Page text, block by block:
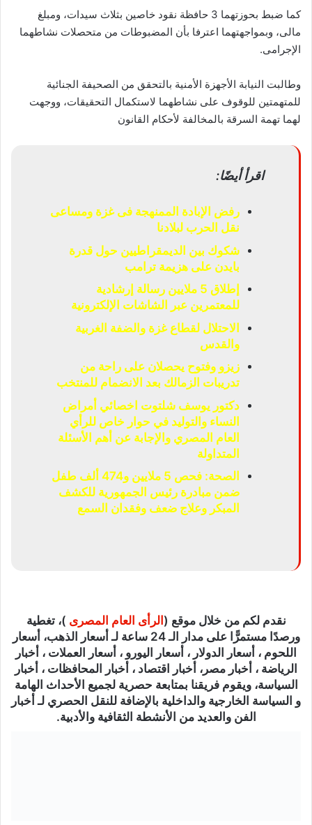
كما ضبط بحوزتهما 3 حافظة نقود خاصين بثلاث سيدات، ومبلغ
مالى، وبمواجهتهما اعترفا بأن المضبوطات من متحصلات نشاطهما
الإجرامى.
وطالبت النيابة الأجهزة الأمنية بالتحقق من الصحيفة الجنائية
للمتهمتين للوقوف على نشاطهما لاستكمال التحقيقات، ووجهت
لهما تهمة السرقة بالمخالفة لأحكام القانون
اقرأ أيضًا:
رفض الإبادة الممنهجة فى غزة ومساعى
نقل الحرب لبلادنا
شكوك بين الديمقراطيين حول قدرة
بايدن على هزيمة ترامب
إطلاق 5 ملايين رسالة إرشادية
للمعتمرين عبر الشاشات الإلكترونية
الاحتلال لقطاع غزة والضفة الغربية
والقدس
زيزو وفتوح يحصلان على راحة من
تدريبات الزمالك بعد الانضمام للمنتخب
دكتور يوسف شلتوت اخصائي أمراض
النساء والتوليد في حوار خاص للرأي
العام المصري والإجابة عن أهم الأسئلة
المتداولة
الصحة: فحص 5 ملايين و474 ألف طفل
ضمن مبادرة رئيس الجمهورية للكشف
المبكر وعلاج ضعف وفقدان السمع
نقدم لكم من خلال موقع ( الرأى العام المصرى )، تغطية
ورصدًا مستمرًّا على مدار الـ 24 ساعة لـ أسعار الذهب، أسعار
اللحوم ، أسعار الدولار ، أسعار اليورو ، أسعار العملات ، أخبار
الرياضة ، أخبار مصر، أخبار اقتصاد ، أخبار المحافظات ، أخبار
السياسة، ويقوم فريقنا بمتابعة حصرية لجميع الأحداث الهامة
و السياسة الخارجية والداخلية بالإضافة للنقل الحصري لـ أخبار
الفن والعديد من الأنشطة الثقافية والأدبية.